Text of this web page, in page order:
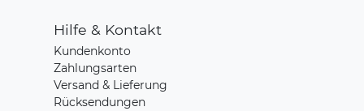
Hilfe & Kontakt
Kundenkonto
Zahlungsarten
Versand & Lieferung
Rücksendungen